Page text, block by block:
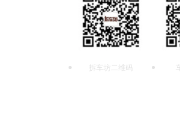
拆车坊二维码